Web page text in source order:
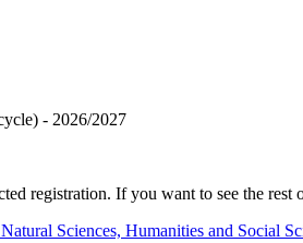
- 2026/2027
registration. If you want to see the rest
Sciences, Humanities and Social